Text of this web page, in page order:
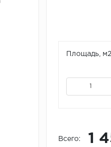
Площадь, м2
Всего: 1